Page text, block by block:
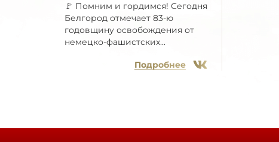
🚩 Помним и гордимся! Сегодня
Белгород отмечает 83-ю
годовщину освобождения от
немецко-фашистских...
Подробнее